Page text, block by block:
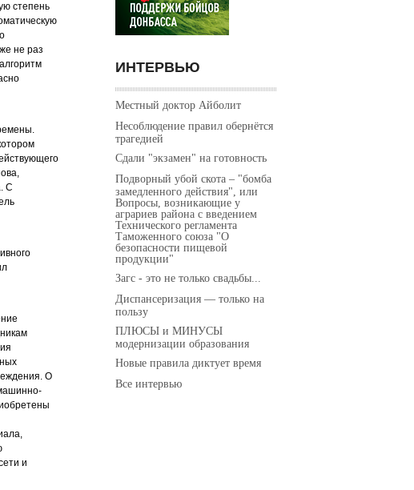
степень
не раз
С
О
и
ИНТЕРВЬЮ
Местный доктор Айболит
Несоблюдение правил обернётся
трагедией
Сдали "экзамен" на готовность
Подворный убой скота – "бомба
замедленного действия", или
Вопросы, возникающие у
аграриев района с введением
Технического регламента
Таможенного союза "О
безопасности пищевой
продукции"
Загс - это не только свадьбы...
Диспансеризация — только на
пользу
ПЛЮСЫ и МИНУСЫ
модернизации образования
Новые правила диктует время
Все интервью